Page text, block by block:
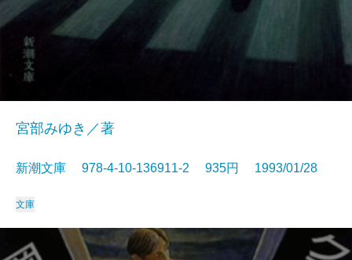
宮部みゆき／著
新潮文庫 978-4-10-136911-2 935円 1993/01/28
文庫